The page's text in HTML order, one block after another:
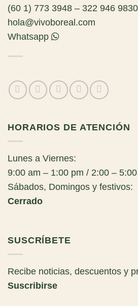
(60 1) 773 3948 – 322 946 9830
hola@vivoboreal.com
Whatsapp
HORARIOS DE ATENCIÓN
Lunes a Viernes:
9:00 am – 1:00 pm / 2:00 –
Sábados, Domingos y festivos:
Cerrado
SUSCRÍBETE
Recibe noticias, descuentos y
Suscribirse